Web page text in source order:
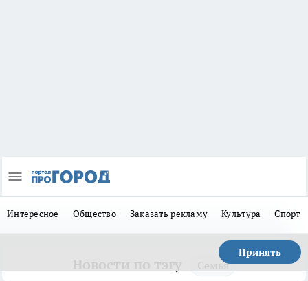
Интересное Общество Заказать рекламу Культура Спорт
Принять
Семья